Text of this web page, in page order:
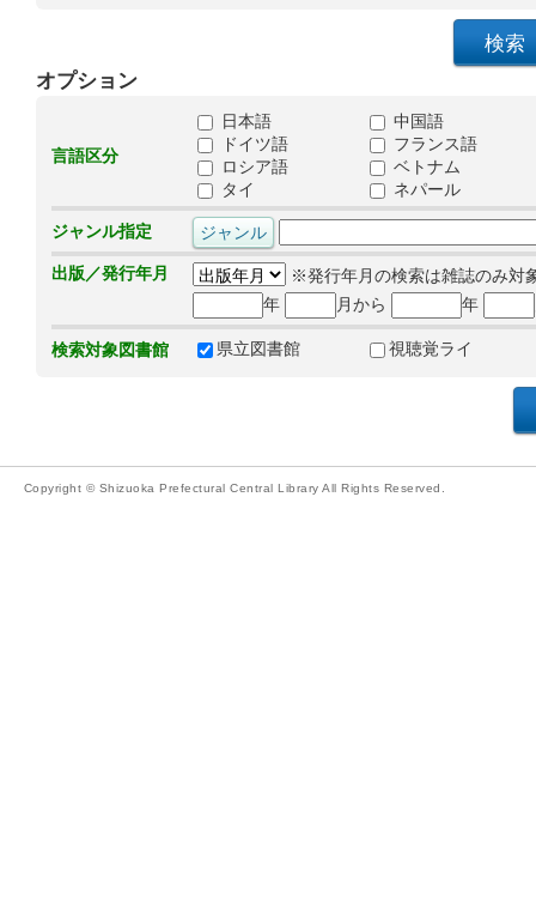
オプション
言語区分
日本語
中国語
ドイツ語
フランス語
ロシア語
ベトナム
タイ
ネパール
ジャンル指定
出版／発行年月
※発行年月の検索は雑誌のみ対
年
月から 年
検索対象図書館 県立図書館 視聴覚ライ
Copyright © Shizuoka Prefectural Central Library All Rights Reserved.